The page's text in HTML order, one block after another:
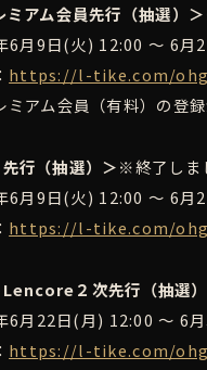
アム会員先行（抽選）＞
6月9日(火) 12:00 ～ 6月
https://l-tike.com/
アム会員（有料）の登録
行（抽選）＞※終了しま
6月9日(火) 12:00 ～ 6月
https://l-tike.com/
Lencore２次先行（抽選
6月22日(月) 12:00 ～ 6
https://l-tike.com/